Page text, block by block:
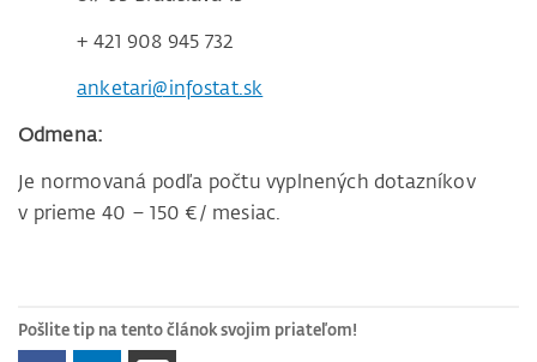
+ 421 908 945 732
anketari@infostat.sk
Odmena:
Je normovaná podľa počtu vyplnených dotazníkov
v prieme 40 – 150 €/ mesiac.
Pošlite tip na tento článok svojim priateľom!